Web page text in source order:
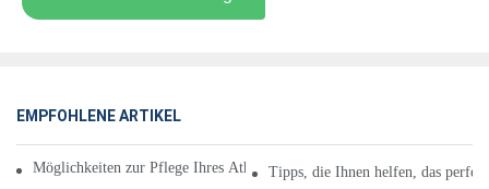
EMPFOHLENE ARTIKEL
Möglichkeiten zur Pflege Ihres Athleten Bestes Ferninfrarot-Heizkissen
Tipps, die Ihnen helfen, das